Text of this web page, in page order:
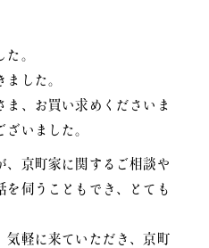
。
した。
ま、お買い求めくださいま
ざいました。
、京町家に関するご相談や
を伺うこともでき、とても
気軽に来ていただき、京町